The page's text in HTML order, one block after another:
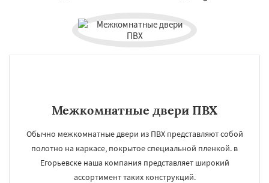
Межкомнатные двери ПВХ
Обычно межкомнатные двери из ПВХ представляют собой
полотно на каркасе, покрытое специальной пленкой. в
Егорьевске наша компания представляет широкий
ассортимент таких конструкций.